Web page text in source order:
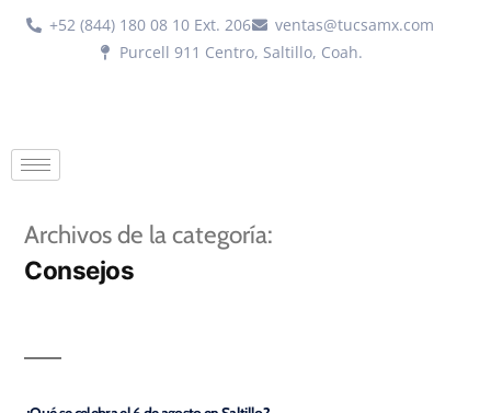
+52 (844) 180 08 10 Ext. 206
ventas@tucsamx.com
Purcell 911 Centro, Saltillo, Coah.
Archivos de la categoría:
Consejos